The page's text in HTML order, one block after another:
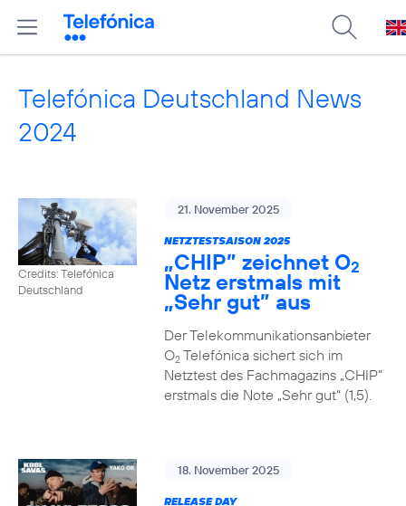
Telefónica Deutschland News
2024
Credits: Telefónica
Deutschland
21. November 2025
NETZTESTSAISON 2025
„CHIP” zeichnet O2
Netz erstmals mit
„Sehr gut” aus
Der Telekommunikationsanbieter
O2Telefónica sichert sich im
Netztest des Fachmagazins „CHIP”
erstmals die Note „Sehr gut“ (1,5).
18. November 2025
RELEASE DAY